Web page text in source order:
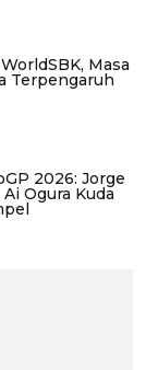
Masa
Terpengaruh
2026: Jorge
Ogura Kuda